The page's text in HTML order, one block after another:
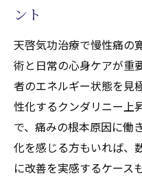
天啓気功治療
椎間板ヘルニ
天啓気功治療
法で活性化す
天啓気功治療
ニーとチャクラ
ント
天啓気功治療で慢性痛の
術と日常の心身ケアが重
者のエネルギー状態を見
性化するクンダリニー上
で、痛みの根本原因に働
化を感じる方もいれば、
に改善を実感するケース